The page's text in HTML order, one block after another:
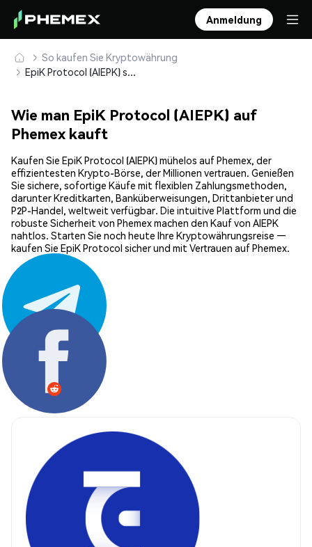
Anmeldung
So kaufen Sie Kryptowährung
EpiK Protocol (AIEPK) sicher kaufen und speichern
Wie man EpiK Protocol (AIEPK) auf
Phemex kauft
Kaufen Sie EpiK Protocol (AIEPK) mühelos auf Phemex, der
effizientesten Krypto-Börse, der Millionen vertrauen. Genießen
Sie sichere, sofortige Käufe mit flexiblen Zahlungsmethoden,
darunter Kreditkarten, Banküberweisungen, Drittanbieter und
P2P-Handel, weltweit verfügbar. Die intuitive Plattform und die
robuste Sicherheit von Phemex machen den Kauf von AIEPK
nahtlos. Starten Sie noch heute Ihre Kryptowährungsreise —
kaufen Sie EpiK Protocol sicher und mit Vertrauen auf Phemex.
Teilen: